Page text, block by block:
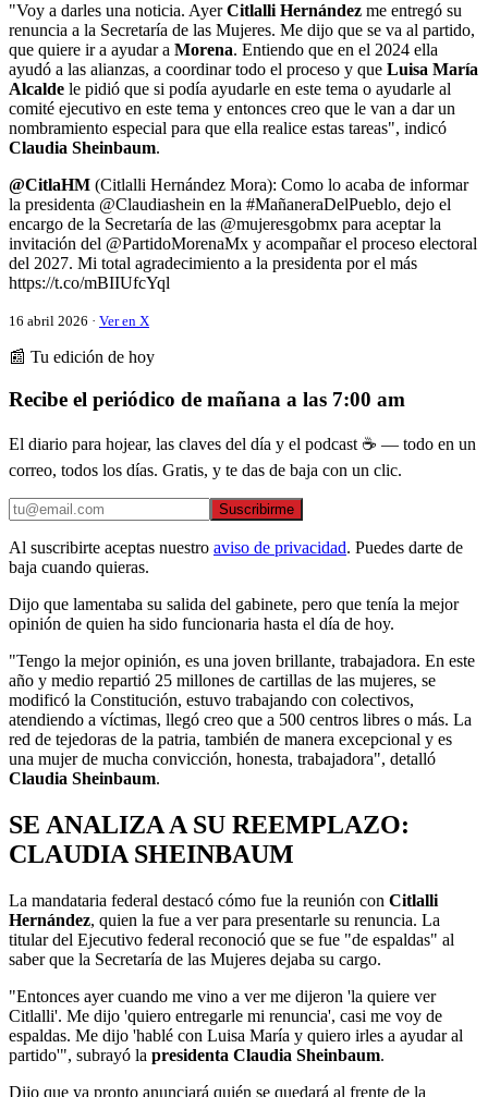
"Voy a darles una noticia. AyerCitlalli Hernández me entregó su
renuncia a la Secretaría de las Mujeres. Me dijo que se va al partido,
que quiere ir a ayudar a Morena. Entiendo que en el 2024 ella
ayudó a las alianzas, a coordinar todo el proceso y que Luisa María
Alcalde le pidió que si podía ayudarle en este tema o ayudarle al
comité ejecutivo en este tema y entonces creo que le van a dar un
nombramiento especial para que ella realice estas tareas", indicó
Claudia Sheinbaum.
@CitlaHM (Citlalli Hernández Mora): Como lo acaba de informar
la presidenta @Claudiashein en la #MañaneraDelPueblo, dejo el
encargo de la Secretaría de las @mujeresgobmx para aceptar la
invitación del @PartidoMorenaMx y acompañar el proceso electoral
del 2027. Mi total agradecimiento a la presidenta por el más
https://t.co/mBIIUfcYql
16 abril 2026 · Ver en X
📰 Tu edición de hoy
Recibe el periódico de mañana a las 7:00 am
El diario para hojear, las claves del día y el podcast ☕ — todo en un
correo, todos los días. Gratis, y te das de baja con un clic.
Suscribirme
Al suscribirte aceptas nuestro aviso de privacidad. Puedes darte de
baja cuando quieras.
Dijo que lamentaba su salida del gabinete, pero que tenía la mejor
opinión de quien ha sido funcionaria hasta el día de hoy.
"Tengo la mejor opinión, es una joven brillante, trabajadora. En este
año y medio repartió 25 millones de cartillas de las mujeres, se
modificó la Constitución, estuvo trabajando con colectivos,
atendiendo a víctimas, llegó creo que a 500 centros libres o más. La
red de tejedoras de la patria, también de manera excepcional y es
una mujer de mucha convicción, honesta, trabajadora", detalló
Claudia Sheinbaum.
SE ANALIZA A SU REEMPLAZO:
CLAUDIA SHEINBAUM
La mandataria federal destacó cómo fue la reunión con Citlalli
Hernández, quien la fue a ver para presentarle su renuncia. La
titular del Ejecutivo federal reconoció que se fue "de espaldas" al
saber que la Secretaría de las Mujeres dejaba su cargo.
"Entonces ayer cuando me vino a ver me dijeron 'la quiere ver
Citlalli'. Me dijo 'quiero entregarle mi renuncia', casi me voy de
espaldas. Me dijo 'hablé con Luisa María y quiero irles a ayudar al
partido'", subrayó la presidenta Claudia Sheinbaum.
Dijo que ya pronto anunciará quién se quedará al frente de la